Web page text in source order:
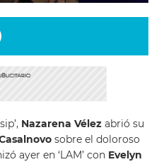
Nazarena Vélez abrió su
sobre el doloroso
ayer en ‘LAM’ con Evelyn